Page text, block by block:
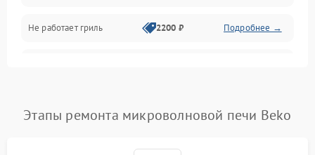
Не работает гриль 2200 ₽ Подробнее →
Появление запаха гари Подробнее →
Этапы ремонта микроволновой печи Beko